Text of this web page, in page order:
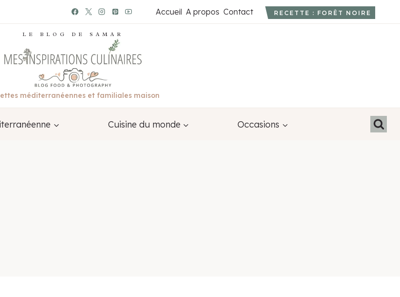
Accueil A propos Contact RECETTE : FORÊT NOIRE
LE BLOG DE SAMAR
méditerranéennes et familiales maison
Cuisine du monde Occasions